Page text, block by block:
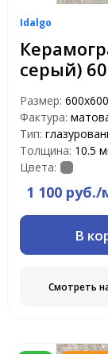
Idalgo
серый)
Размер: 600х600
Фактура:
Тип:
Толщина: 10.5
Цвета:
1 100 руб./
В
Смотреть